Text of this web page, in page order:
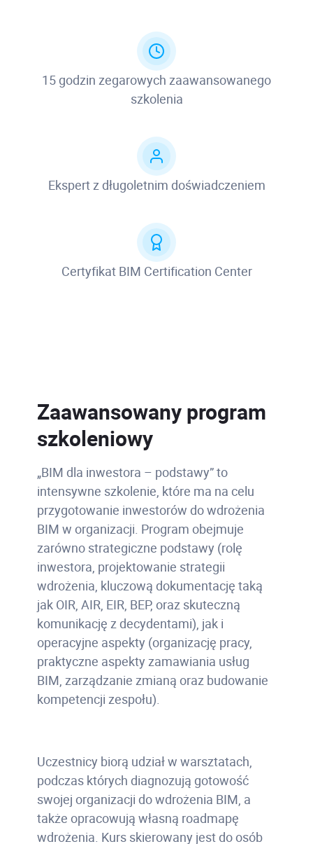
15 godzin zegarowych zaawansowanego
szkolenia
Ekspert z długoletnim doświadczeniem
Certyfikat BIM Certification Center
Zaawansowany program
szkoleniowy
„BIM dla inwestora – podstawy” to
intensywne szkolenie, które ma na celu
przygotowanie inwestorów do wdrożenia
BIM w organizacji. Program obejmuje
zarówno strategiczne podstawy (rolę
inwestora, projektowanie strategii
wdrożenia, kluczową dokumentację taką
jak OIR, AIR, EIR, BEP, oraz skuteczną
komunikację z decydentami), jak i
operacyjne aspekty (organizację pracy,
praktyczne aspekty zamawiania usług
BIM, zarządzanie zmianą oraz budowanie
kompetencji zespołu).
Uczestnicy biorą udział w warsztatach,
podczas których diagnozują gotowość
swojej organizacji do wdrożenia BIM, a
także opracowują własną roadmapę
wdrożenia. Kurs skierowany jest do osób